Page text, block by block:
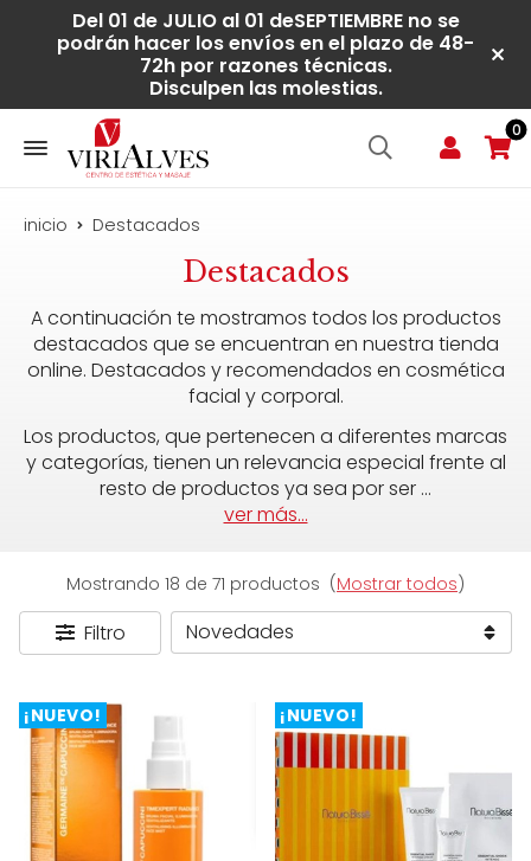
Del 01 de JULIO al 01 deSEPTIEMBRE no se
podrán hacer los envíos en el plazo de 48-
72h por razones técnicas.
Disculpen las molestias.
0
inicio Destacados
Destacados
A continuación te mostramos todos los productos
destacados que se encuentran en nuestra tienda
online. Destacados y recomendados en cosmética
facial y corporal.
Los productos, que pertenecen a diferentes marcas
y categorías, tienen un relevancia especial frente al
resto de productos ya sea por ser ...
ver más...
Mostrando 18 de 71 productos (Mostrar todos)
Filtro
¡NUEVO! ¡NUEVO!